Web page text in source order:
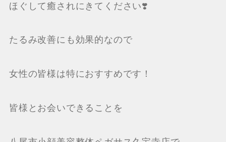
ほぐして癒されにきてください❣️
たるみ改善にも効果的なので
女性の皆様は特におすすめです！
皆様とお会いできることを